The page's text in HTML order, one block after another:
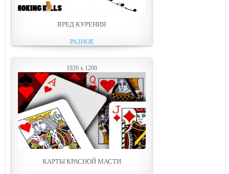
ВРЕД КУРЕНИЯ
РАЗНОЕ
1920 x 1200
КАРТЫ КРАСНОЙ МАСТИ